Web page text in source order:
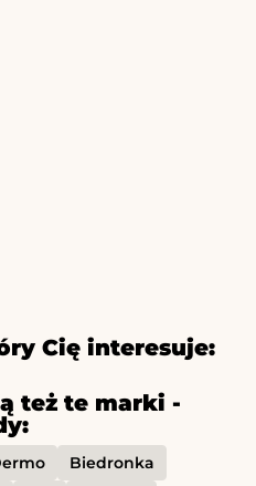
Cię interesuje:
też te marki -
Biedronka